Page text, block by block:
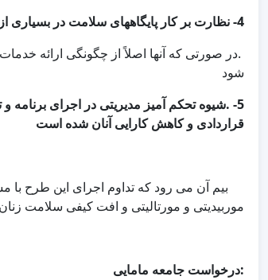
4- نظارت بر کار پایگاههای سلامت در بسیاری از شهرها به رشته های غیر بالینی (تغذیه و روانشناسی) سپرده شده است
.در صورتی که آنها اصلاً از چگونگی ارائه
شود
5- .شیوه تحکم آمیز مدیریتی در اجرای برنامه
قراردادی و کاهش کارایی آنان شده است
بیم آن می رود که تداوم اجرای این طرح با
موربیدیتی و مورتالیتی و افت کیفی سلامت
:درخواست جامعه مامایی